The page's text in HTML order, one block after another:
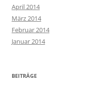
April 2014
März 2014
Februar 2014
Januar 2014
BEITRÄGE